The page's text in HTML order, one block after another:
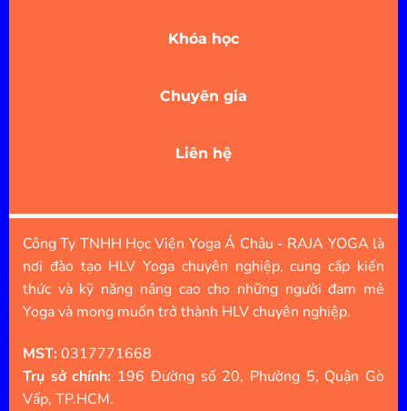
Khóa học
Chuyên gia
Liên hệ
Công Ty TNHH Học Viện Yoga Á Châu - RAJA YOGA là
nơi đào tạo HLV Yoga chuyên nghiệp, cung cấp kiến
thức và kỹ năng nâng cao cho những người đam mê
Yoga và mong muốn trở thành HLV chuyên nghiệp.
MST:0317771668
Trụ sở chính: 196 Đường số 20, Phường 5, Quận Gò
Vấp, TP.HCM.